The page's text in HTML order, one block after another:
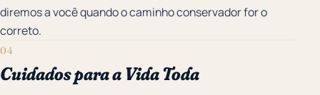
diremos a você quando o caminho conservador for o
correto.
04
Cuidados para a Vida Toda